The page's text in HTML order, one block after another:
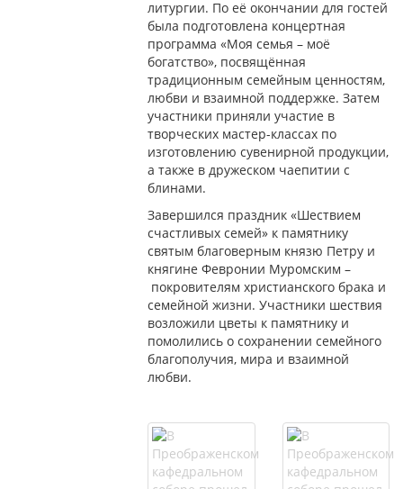
литургии. По её окончании для гостей
была подготовлена концертная
программа «Моя семья – моё
богатство», посвящённая
традиционным семейным ценностям,
любви и взаимной поддержке. Затем
участники приняли участие в
творческих мастер-классах по
изготовлению сувенирной продукции,
а также в дружеском чаепитии с
блинами.
Завершился праздник «Шествием
счастливых семей» к памятнику
святым благоверным князю Петру и
княгине Февронии Муромским –
покровителям христианского брака и
семейной жизни. Участники шествия
возложили цветы к памятнику и
помолились о сохранении семейного
благополучия, мира и взаимной
любви.